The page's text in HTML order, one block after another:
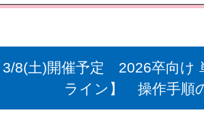
3/8(土)開催予定 2026卒向け
ライン】 操作手順